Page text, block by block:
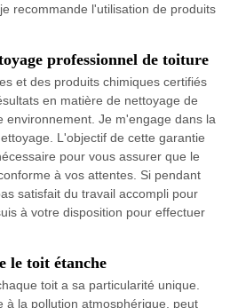
recommande l'utilisation de produits
professionnel de toiture
et des produits chimiques certifiés
en matière de nettoyage de
environnement. Je m'engage dans la
L'objectif de cette garantie
pour vous assurer que le
à vos attentes. Si pendant
satisfait du travail accompli pour
à votre disposition pour effectuer
le toit étanche
toit a sa particularité unique.
à la pollution atmosphérique, peut